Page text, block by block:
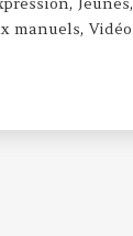
manuels,Vidéo